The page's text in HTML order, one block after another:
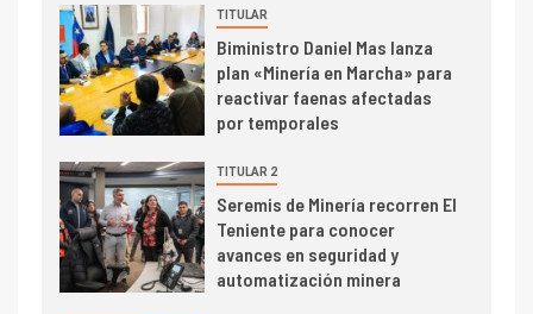
trimestre
4 I+D
Informe bimensual de
Cochilco: precio del cobre
alcanza máximos por escasez
de concentrados
5 I+D
Estudio revela cómo el precio
del cobre y educación superior
se relacionan en zonas
mineras
TITULAR
Biministro Daniel Mas lanza
plan «Minería en Marcha» para
reactivar faenas afectadas
por temporales
TITULAR 2
Seremis de Minería recorren El
Teniente para conocer
avances en seguridad y
automatización minera